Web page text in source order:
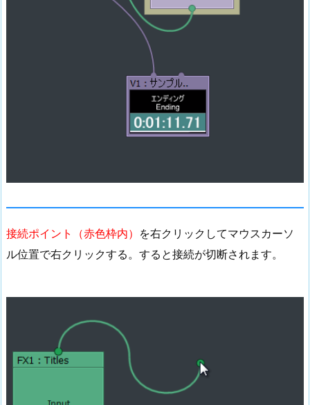
接続ポイント（赤色枠内） を右クリックしてマウスカーソ
ル位置で右クリックする。すると接続が切断されます。